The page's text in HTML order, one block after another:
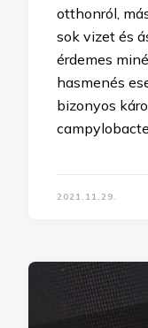
otthonról,
sok vizet és
érdemes
hasmenés
bizonyos
2021.11.29.